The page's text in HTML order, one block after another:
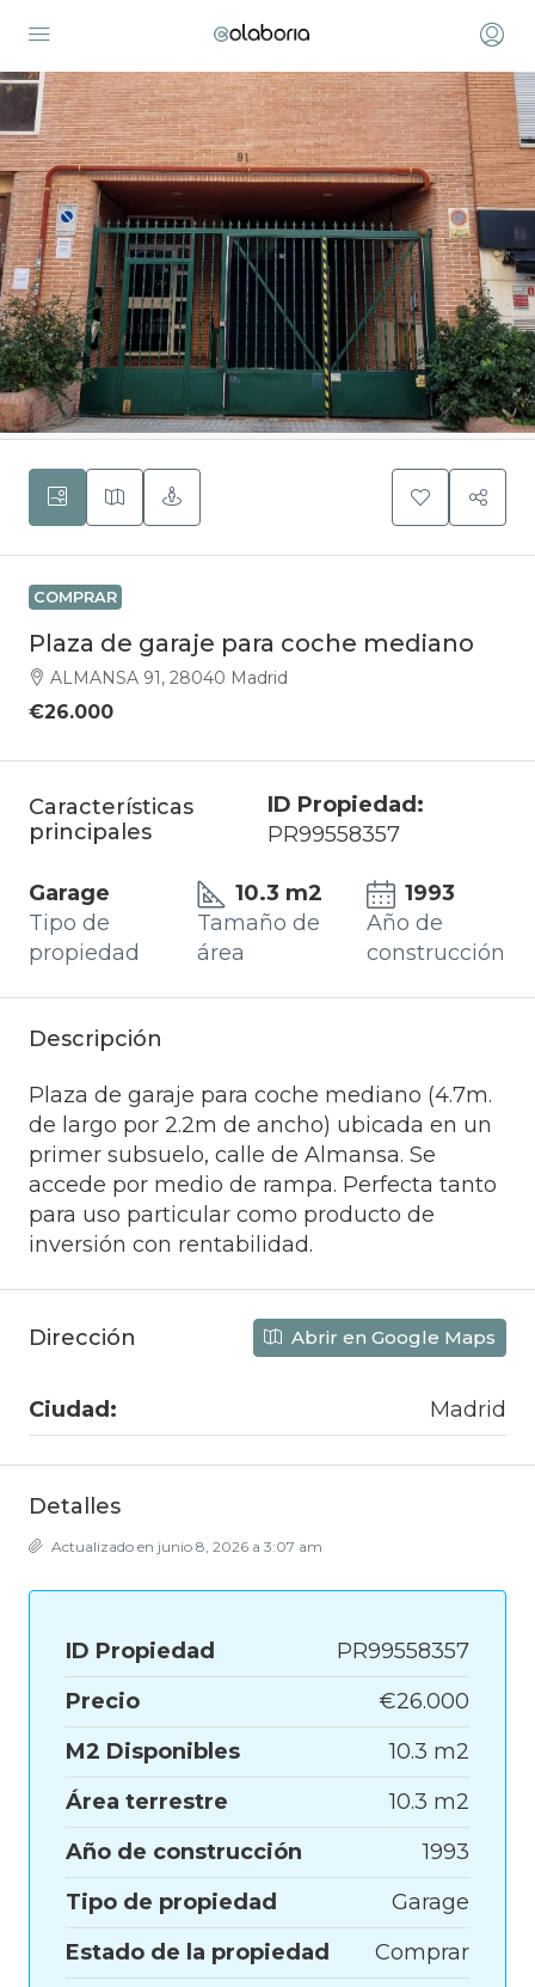
COMPRAR
Plaza de garaje para coche mediano
ALMANSA 91, 28040 Madrid
€26.000
Características
principales
ID Propiedad:
PR99558357
Garage
Tipo de
propiedad
10.3 m2
Tamaño de
área
1993
Año de
construcción
Descripción
Plaza de garaje para coche mediano (4.7m.
de largo por 2.2m de ancho) ubicada en un
primer subsuelo, calle de Almansa. Se
accede por medio de rampa. Perfecta tanto
para uso particular como producto de
inversión con rentabilidad.
Dirección Abrir en Google Maps
Ciudad: Madrid
Detalles
Actualizado en junio 8, 2026 a 3:07 am
ID Propiedad
PR99558357
Precio
€26.000
M2 Disponibles
10.3 m2
Área terrestre
10.3 m2
Año de construcción
1993
Tipo de propiedad
Garage
Estado de la propiedad
Comprar